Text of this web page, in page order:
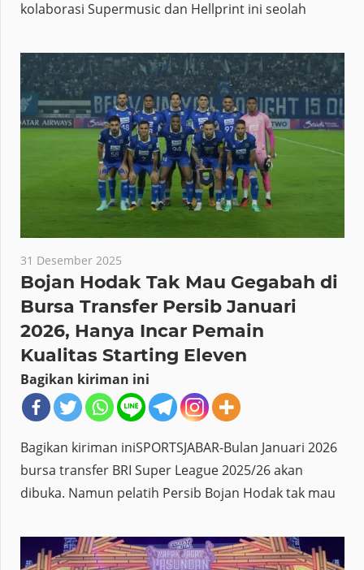
kolaborasi Supermusic dan Hellprint ini seolah
31 Desember 2025
Bojan Hodak Tak Mau Gegabah di
Bursa Transfer Persib Januari
2026, Hanya Incar Pemain
Kualitas Starting Eleven
Bagikan kiriman ini
Bagikan kiriman iniSPORTSJABAR-Bulan Januari 2026
bursa transfer BRI Super League 2025/26 akan
dibuka. Namun pelatih Persib Bojan Hodak tak mau